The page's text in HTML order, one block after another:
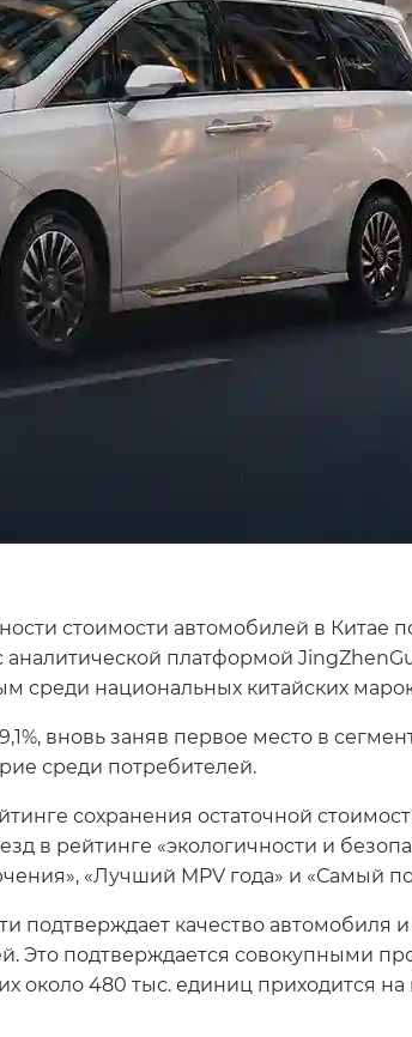
стоимости автомобилей в Китае
платформой
среди национальных китайских
вновь заняв первое место в
среди потребителей.
сохранения остаточной
в рейтинге «экологичности и
«Лучший MPV года» и «Самый
подтверждает качество автомобиля
Это подтверждается совокупными
около 480 тыс. единиц приходится